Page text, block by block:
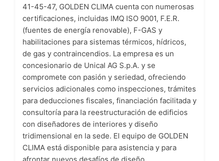
41-45-47, GOLDEN CLIMA cuenta con numerosas
certificaciones, incluidas IMQ ISO 9001, F.E.R.
(fuentes de energía renovable), F-GAS y
habilitaciones para sistemas térmicos, hídricos,
de gas y contraincendios. La empresa es un
concesionario de Unical AG S.p.A. y se
compromete con pasión y seriedad, ofreciendo
servicios adicionales como inspecciones, trámites
para deducciones fiscales, financiación facilitada y
consultoría para la reestructuración de edificios
con diseñadores de interiores y diseño
tridimensional en la sede. El equipo de GOLDEN
CLIMA está disponible para asistencia y para
afrontar nuevos desafíos de diseño.